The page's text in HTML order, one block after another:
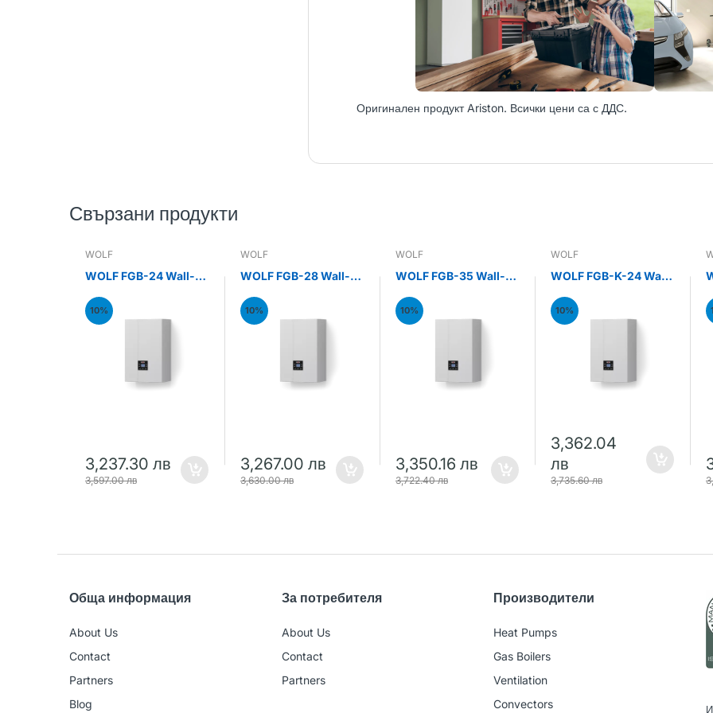
Оригинален продукт Ariston. Всички цени са с ДДС.
Свързани продукти
WOLF
WOLF FGB-24 Wall-
condensing boiler
24kW
10%
3,237.30 лв
3,597.00 лв
WOLF
WOLF FGB-28 Wall-
condensing boiler
28kW
10%
3,267.00 лв
3,630.00 лв
WOLF
WOLF FGB-35 Wall-
condensing boiler
35kW
10%
3,350.16 лв
3,722.40 лв
WOLF
WOLF FGB-K-24 Wall-
condensing combi
boiler 24kW
10%
3,362.04
лв
3,735.60 лв
Обща информация
About Us
Contact
Partners
Blog
За потребителя
About Us
Contact
Partners
Производители
Heat Pumps
Gas Boilers
Ventilation
Convectors